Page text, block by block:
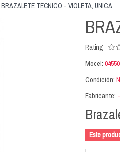
BRAZALETE TÉCNICO - VIOLETA, UNICA
Rating
Model: 04550
Condición:
Fabricante:
Este